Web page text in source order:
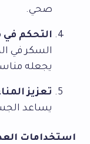
صحي.
التحكم
يجعله
تعزيز
يساعد
استخدامات